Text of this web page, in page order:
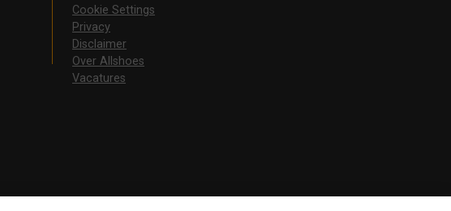
Cookie Settings
Privacy
Disclaimer
Over Allshoes
Vacatures